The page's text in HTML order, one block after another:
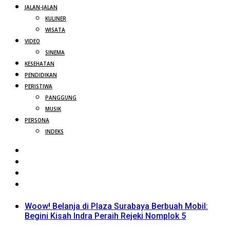
JALAN-JALAN
KULINER
WISATA
VIDEO
SINEMA
KESEHATAN
PENDIDIKAN
PERISTIWA
PANGGUNG
MUSIK
PERSONA
INDEKS
Woow! Belanja di Plaza Surabaya Berbuah Mobil:
Begini Kisah Indra Peraih Rejeki Nomplok 5